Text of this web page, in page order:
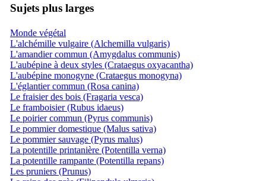
Sujets plus larges
Monde végétal
L'alchémille vulgaire (Alchemilla vulgaris)
L'amandier commun (Amygdalus communis)
L'aubépine à deux styles (Crataegus oxyacantha)
L'aubépine monogyne (Crataegus monogyna)
L'églantier commun (Rosa canina)
Le fraisier des bois (Fragaria vesca)
Le framboisier (Rubus idaeus)
Le poirier commun (Pyrus communis)
Le pommier domestique (Malus sativa)
Le pommier sauvage (Pyrus malus)
La potentille printanière (Potentilla verna)
La potentille rampante (Potentilla repans)
Les pruniers (Prunus)